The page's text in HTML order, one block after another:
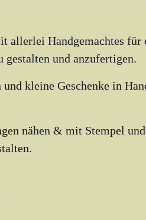
allerlei Handgemachtes für
und anzufertigen.
kleine Geschenke in
nähen & mit Stempel